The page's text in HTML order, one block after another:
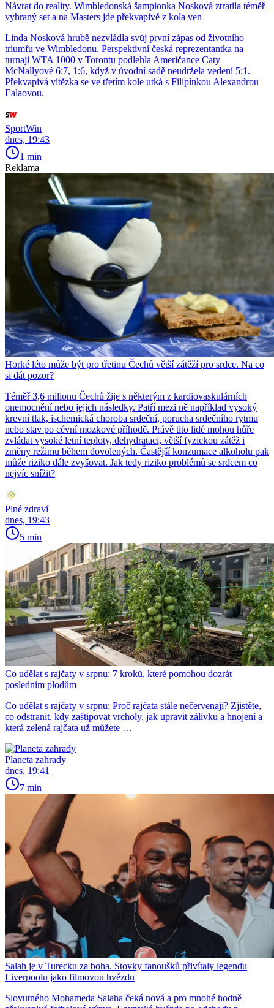
Návrat do reality. Wimbledonská šampionka Nosková ztratila téměř
vyhraný set a na Masters jde překvapivě z kola ven
Linda Nosková hrubě nezvládla svůj první zápas od životního
triumfu ve Wimbledonu. Perspektivní česká reprezentantka na
turnaji WTA 1000 v Torontu podlehla Američance Caty
McNallyové 6:7, 1:6, když v úvodní sadě neudržela vedení 5:1.
Překvapivá vítězka se ve třetím kole utká s Filipínkou Alexandrou
Ealaovou.
SportWin
dnes, 19:43
1 min
Reklama
Horké léto může být pro třetinu Čechů větší zátěží pro srdce. Na co
si dát pozor?
Téměř 3,6 milionu Čechů žije s některým z kardiovaskulárních
onemocnění nebo jejich následky. Patří mezi ně například vysoký
krevní tlak, ischemická choroba srdeční, porucha srdečního rytmu
nebo stav po cévní mozkové příhodě. Právě tito lidé mohou hůře
zvládat vysoké letní teploty, dehydrataci, větší fyzickou zátěž i
změny režimu během dovolených. Častější konzumace alkoholu pak
může riziko dále zvyšovat. Jak tedy riziko problémů se srdcem co
nejvíc snížit?
Plné zdraví
dnes, 19:43
5 min
Co udělat s rajčaty v srpnu: 7 kroků, které pomohou dozrát
posledním plodům
Co udělat s rajčaty v srpnu: Proč rajčata stále nečervenají? Zjistěte,
co odstranit, kdy zaštipovat vrcholy, jak upravit zálivku a hnojení a
která zelená rajčata už můžete …
Planeta zahrady
dnes, 19:41
7 min
Salah je v Turecku za boha. Stovky fanoušků přivítaly legendu
Liverpoolu jako filmovou hvězdu
Slovutného Mohameda Salaha čeká nová a pro mnohé hodně